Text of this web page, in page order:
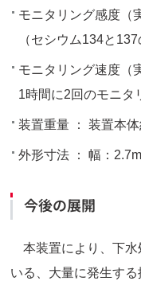
モニタリング感度（
（セシウム134と137
モニタリング速度（
1時間に2回のモニタ
装置重量 ： 装置本
外形寸法 ： 幅：
今後の展開
本装置により、下水
いる、大量に発生す